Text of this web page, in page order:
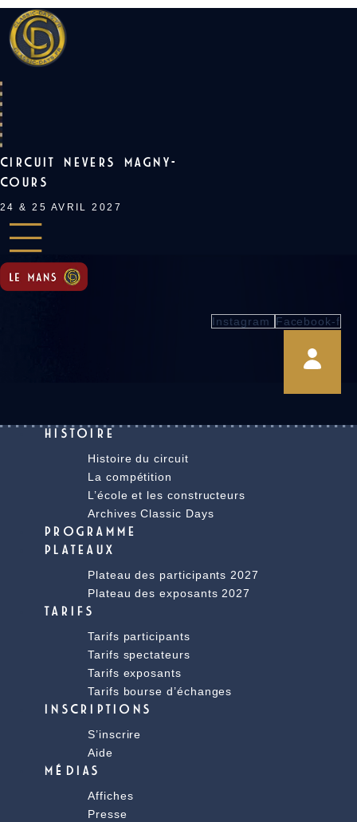
Skip
to
content
CIRCUIT NEVERS MAGNY-
COURS
24 & 25 AVRIL 2027
Instagram Facebook-f
HISTOIRE
Histoire du circuit
La compétition
L’école et les constructeurs
Archives Classic Days
PROGRAMME
PLATEAUX
Plateau des participants 2027
Plateau des exposants 2027
TARIFS
Tarifs participants
Tarifs spectateurs
Tarifs exposants
Tarifs bourse d’échanges
INSCRIPTIONS
S’inscrire
Aide
MÉDIAS
Affiches
Presse